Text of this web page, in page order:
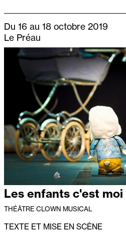
Du 16 au 18 octobre 2019
Le Préau
Les enfants c'est moi
THÉÂTRE CLOWN MUSICAL
TEXTE ET MISE EN SCÈNE